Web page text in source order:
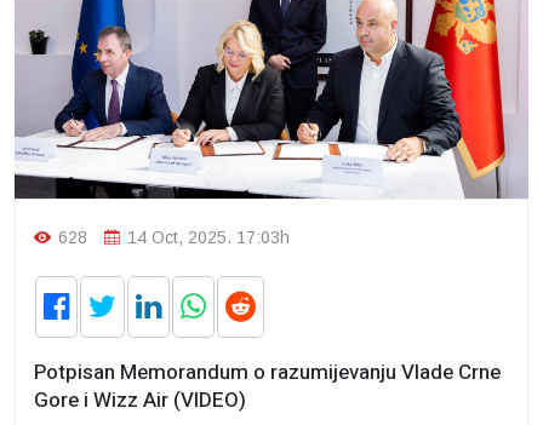
628 14 Oct, 2025. 17:03h
Potpisan Memorandum o razumijevanju Vlade Crne
Gore i Wizz Air (VIDEO)